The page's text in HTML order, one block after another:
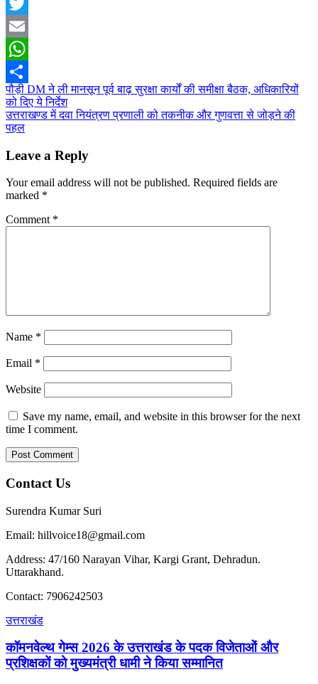
Facebook
Twitter
Email
WhatsApp
Share
Post
navigation
पौड़ी DM ने ली मानसून पूर्व बाढ़ सुरक्षा कार्यों की समीक्षा बैठक, अधिकारियों
को दिए ये निर्देश
उत्तराखण्ड में दवा नियंत्रण प्रणाली को तकनीक और गुणवत्ता से जोड़ने की
पहल
Leave a Reply
Your email address will not be published. Required fields are
marked *
Comment *
Name *
Email *
Website
Save my name, email, and website in this browser for the next
time I comment.
Contact Us
Surendra Kumar Suri
Email: hillvoice18@gmail.com
Address: 47/160 Narayan Vihar, Kargi Grant, Dehradun.
Uttarakhand.
Contact: 7906242503
उत्तराखंड
कॉमनवेल्थ गेम्स 2026 के उत्तराखंड के पदक विजेताओं और
प्रशिक्षकों को मुख्यमंत्री धामी ने किया सम्मानित